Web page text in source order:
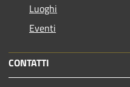
Luoghi
Eventi
CONTATTI